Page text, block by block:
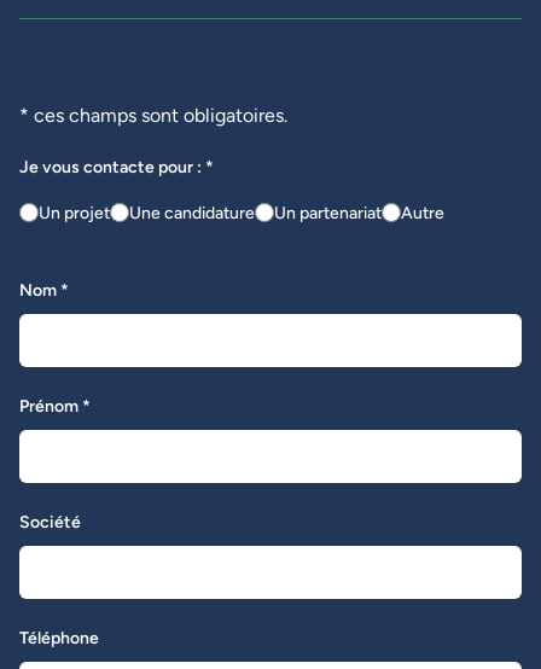
* ces champs sont obligatoires.
Je vous contacte pour : *
Un projet Une candidature Un partenariat Autre
Nom *
Prénom *
Société
Téléphone